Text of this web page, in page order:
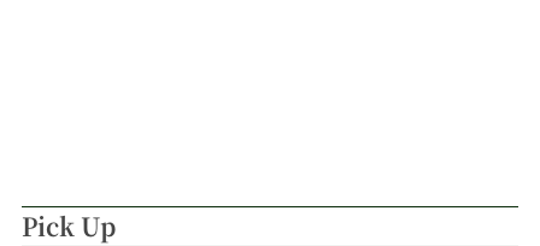
Pick Up